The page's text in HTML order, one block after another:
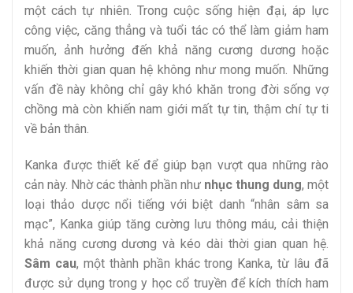
một cách tự nhiên. Trong cuộc sống hiện đại, áp lực
công việc, căng thẳng và tuổi tác có thể làm giảm ham
muốn, ảnh hưởng đến khả năng cương dương hoặc
khiến thời gian quan hệ không như mong muốn. Những
vấn đề này không chỉ gây khó khăn trong đời sống vợ
chồng mà còn khiến nam giới mất tự tin, thậm chí tự ti
về bản thân.
Kanka được thiết kế để giúp bạn vượt qua những rào
cản này. Nhờ các thành phần như nhục thung dung, một
loại thảo dược nổi tiếng với biệt danh “nhân sâm sa
mạc”, Kanka giúp tăng cường lưu thông máu, cải thiện
khả năng cương dương và kéo dài thời gian quan hệ.
Sâm cau, một thành phần khác trong Kanka, từ lâu đã
được sử dụng trong y học cổ truyền để kích thích ham